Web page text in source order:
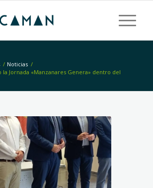
/ Noticias /
la Jornada «Manzanares Genera» dentro del